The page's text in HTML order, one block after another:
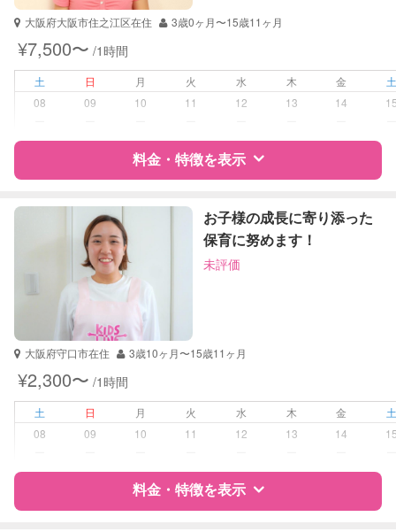
保育士
幼稚園教諭
受験対策 小学校受験
国語
算数
大阪府大阪市住之江区在住 3歳0ヶ月〜15歳11ヶ月
¥7,500〜 /1時間
土 日 月 火 水 木 金
08
09 10 11 12 13 14
料金・特徴を表示
特徴 料金 レビュー
サポートの特徴
受験対策
小学校受験
学校/塾の補習・宿題
小学生
対応科目
国語
お子様の成長に寄り添った
保育に努めます！
未評価
大阪府守口市在住 3歳10ヶ月〜15歳11ヶ月
¥2,300〜 /1時間
土 日 月 火 水 木 金
08
09 10 11 12 13 14
料金・特徴を表示